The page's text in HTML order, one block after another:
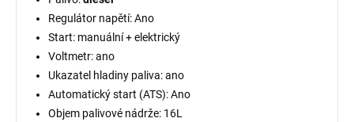
Regulátor napětí: Ano
Start: manuální + elektrický
Voltmetr: ano
Ukazatel hladiny paliva: ano
Automatický start (ATS): Ano
Objem palivové nádrže: 16L